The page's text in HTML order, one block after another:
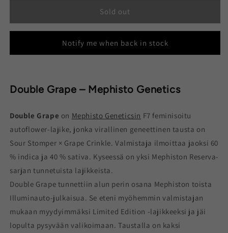
Grape
Grape
Sold out
Notify me when back in stock
Double Grape – Mephisto Genetics
Double Grape on Mephisto Geneticsin F7 feminisoitu
autoflower-lajike, jonka virallinen geneettinen tausta on
Sour Stomper × Grape Crinkle. Valmistaja ilmoittaa jaoksi 60
% indica ja 40 % sativa. Kyseessä on yksi Mephiston Reserva-
sarjan tunnetuista lajikkeista.
Double Grape tunnettiin alun perin osana Mephiston toista
Illuminauto-julkaisua. Se eteni myöhemmin valmistajan
mukaan myydyimmäksi Limited Edition -lajikkeeksi ja jäi
lopulta pysyvään valikoimaan. Taustalla on kaksi